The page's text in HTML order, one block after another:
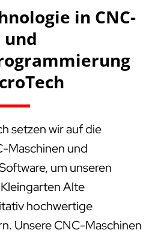
in CNC-
und
setzen wir auf die
Maschinen und
um unseren
Alte
hochwertige
Unsere CNC-Maschinen